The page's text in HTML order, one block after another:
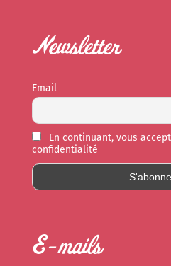
Newsletter
Email
En continuant, vous
confidentialité
E-mails